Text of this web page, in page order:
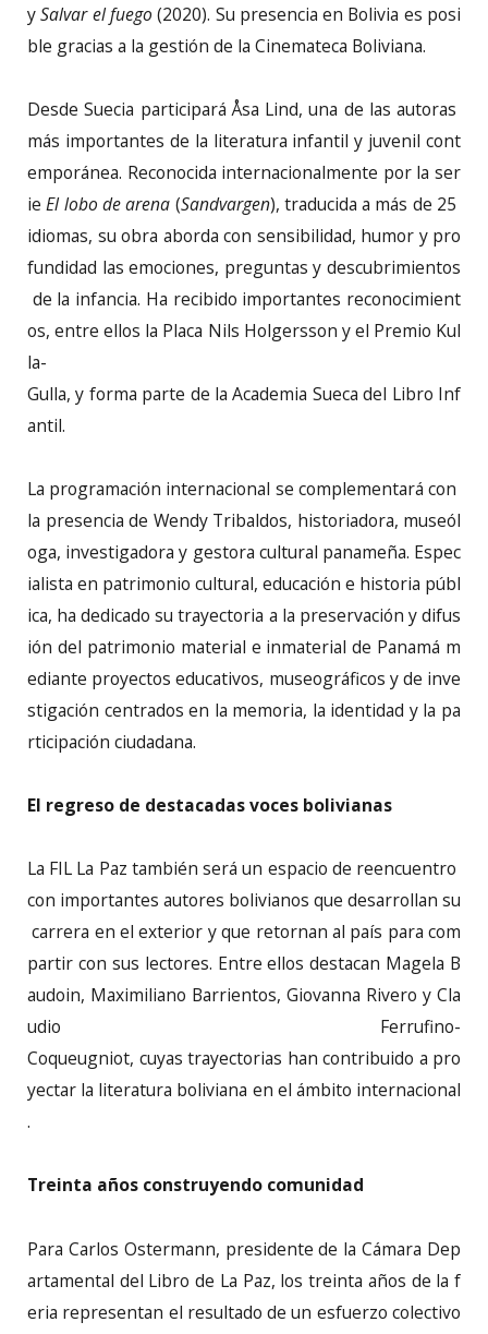
ySalvar el fuego (2020). Su presencia en Bolivia es posi
ble gracias a la gestión de la Cinemateca Boliviana.
Desde Suecia participará Åsa Lind, una de las autoras
más importantes de la literatura infantil y juvenil cont
emporánea. Reconocida internacionalmente por la ser
ieEl lobo de arena (Sandvargen), traducida a más de 25
idiomas, su obra aborda con sensibilidad, humor y pro
fundidad las emociones, preguntas y descubrimientos
de la infancia. Ha recibido importantes reconocimient
os, entre ellos la Placa Nils Holgersson y el Premio Kul
la-
Gulla, y forma parte de la Academia Sueca del Libro Inf
antil.
La programación internacional se complementará con
la presencia de Wendy Tribaldos, historiadora, museól
oga, investigadora y gestora cultural panameña. Espec
ialista en patrimonio cultural, educación e historia públ
ica, ha dedicado su trayectoria a la preservación y difus
ión del patrimonio material e inmaterial de Panamá m
ediante proyectos educativos, museográficos y de inve
stigación centrados en la memoria, la identidad y la pa
rticipación ciudadana.
El regreso de destacadas voces bolivianas
La FIL La Paz también será un espacio de reencuentro
con importantes autores bolivianos que desarrollan su
carrera en el exterior y que retornan al país para com
partir con sus lectores. Entre ellos destacan Magela B
audoin, Maximiliano Barrientos, Giovanna Rivero y Cla
udio Ferrufino-
Coqueugniot, cuyas trayectorias han contribuido a pro
yectar la literatura boliviana en el ámbito internacional
.
Treinta años construyendo comunidad
Para Carlos Ostermann, presidente de la Cámara Dep
artamental del Libro de La Paz, los treinta años de la f
eria representan el resultado de un esfuerzo colectivo